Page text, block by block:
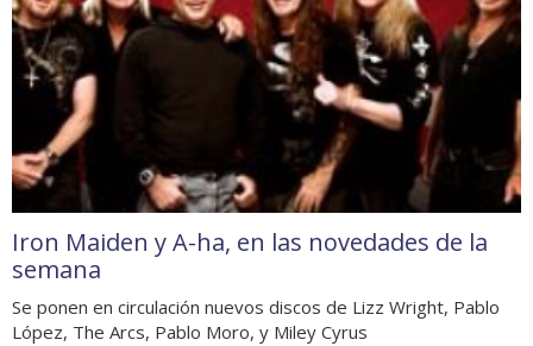
Iron Maiden y A-ha, en las novedades de la
semana
Se ponen en circulación nuevos discos de Lizz Wright, Pablo
López, The Arcs, Pablo Moro, y Miley Cyrus